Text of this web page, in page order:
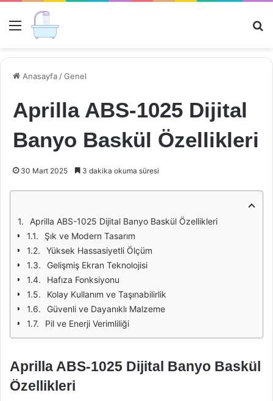
Menü
Anasayfa /Genel
Aprilla ABS-1025 Dijital
Banyo Baskül Özellikleri
30 Mart 2025 3 dakika okuma süresi
Aprilla ABS-1025 Dijital Banyo Baskül Özellikleri
Şık ve Modern Tasarım
Yüksek Hassasiyetli Ölçüm
Gelişmiş Ekran Teknolojisi
Hafıza Fonksiyonu
Kolay Kullanım ve Taşınabilirlik
Güvenli ve Dayanıklı Malzeme
Pil ve Enerji Verimliliği
Aprilla ABS-1025 Dijital Banyo Baskül
Özellikleri